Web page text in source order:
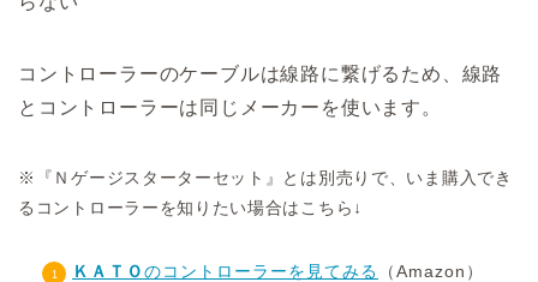
コントローラーのケーブルは線路に繋げるため、線路
とコントローラーは同じメーカーを使います。
※『Ｎゲージスターターセット』とは別売りで、いま購入でき
るコントローラーを知りたい場合はこちら↓
ＫＡＴＯのコントローラーを見てみる
（Amazon）